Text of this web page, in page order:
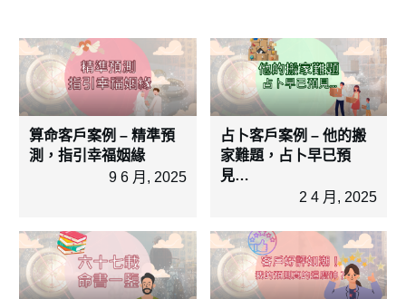
算命客戶案例 – 精準預
測，指引幸福姻緣
9 6 月, 2025
占卜客戶案例 – 他的搬
家難題，占卜早已預
見…
2 4 月, 2025